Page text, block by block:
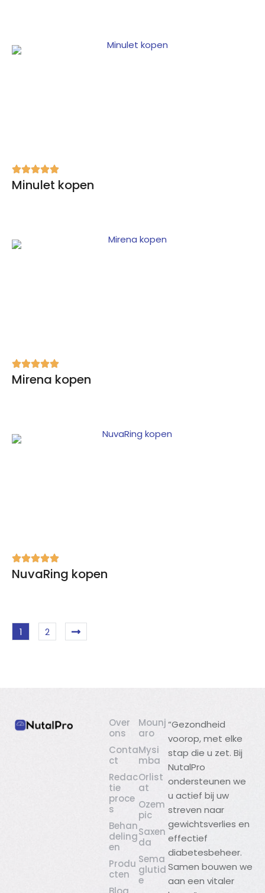
Minulet kopen
Mirena kopen
NuvaRing kopen
1 2
Over
ons
Conta
ct
Redac
tie
proce
s
Behan
deling
en
Produ
cten
Mounj
aro
Mysi
mba
Orlist
at
Ozem
pic
Saxen
da
Sema
glutid
e
“Gezondheid
voorop, met elke
stap die u zet. Bij
NutalPro
ondersteunen we
u actief bij uw
streven naar
gewichtsverlies en
effectief
diabetesbeheer.
Samen bouwen we
aan een vitaler